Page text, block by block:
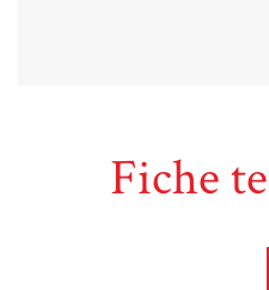
Fiche